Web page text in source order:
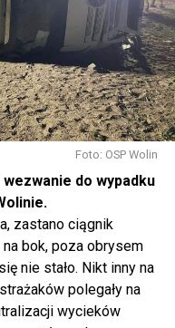
Foto: OSP Wolin
do wypadku
zastano ciągnik
bok, poza obrysem
nie stało. Nikt inny na
polegały na
wycieków